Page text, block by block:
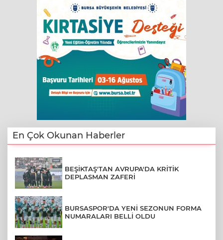
En Çok Okunan Haberler
BEŞİKTAŞ'TAN AVRUPA'DA KRİTİK
DEPLASMAN ZAFERİ
BURSASPOR'DA YENİ SEZONUN FORMA
NUMARALARI BELLİ OLDU